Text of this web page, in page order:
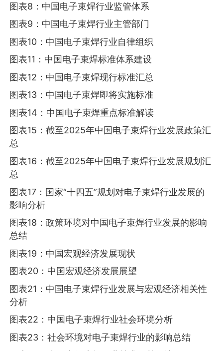
图表8：中国电子束焊行业监管体系
图表9：中国电子束焊行业主管部门
图表10：中国电子束焊行业自律组织
图表11：中国电子束焊标准体系建设
图表12：中国电子束焊现行标准汇总
图表13：中国电子束焊即将实施标准
图表14：中国电子束焊重点标准解读
图表15：截至2025年中国电子束焊行业发展政策汇
总
图表16：截至2025年中国电子束焊行业发展规划汇
总
图表17：国家“十四五”规划对电子束焊行业发展的
影响分析
图表18：政策环境对中国电子束焊行业发展的影响
总结
图表19：中国宏观经济发展现状
图表20：中国宏观经济发展展望
图表21：中国电子束焊行业发展与宏观经济相关性
分析
图表22：中国电子束焊行业社会环境分析
图表23：社会环境对电子束焊行业的影响总结